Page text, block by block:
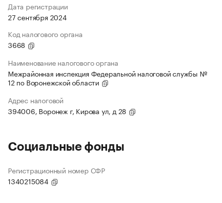
Дата регистрации
27 сентября 2024
Код налогового органа
3668
Наименование налогового органа
Межрайонная инспекция Федеральной налоговой службы №
12 по Воронежской области
Адрес налоговой
394006, Воронеж г, Кирова ул, д 28
Социальные фонды
Регистрационный номер СФР
1340215084